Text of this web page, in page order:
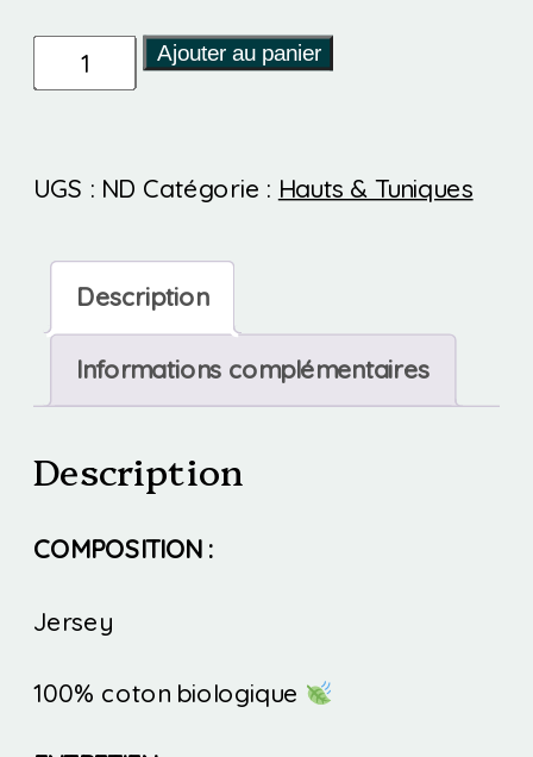
quantité
de
-
(destockage)
Ajouter au panier
UGS : ND Catégorie : Hauts & Tuniques
Description
Informations complémentaires
Description
COMPOSITION :
Jersey
100% coton biologique